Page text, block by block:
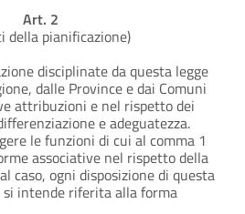
Art. 2
della pianificazione)
disciplinate da questa legge
dalle Province e dai Comuni
attribuzioni e nel rispetto dei
e adeguatezza.
le funzioni di cui al comma 1
associative nel rispetto della
caso, ogni disposizione di questa
si intende riferita alla forma